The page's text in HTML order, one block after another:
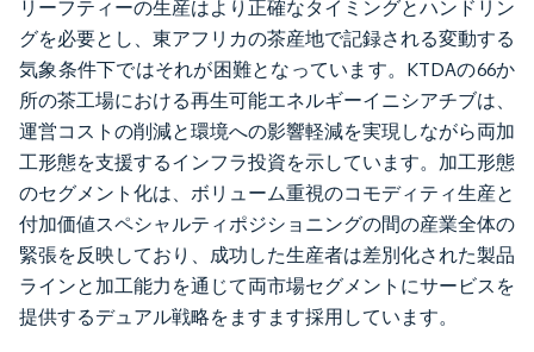
リーフティーの生産はより正確なタイミングとハンドリン
グを必要とし、東アフリカの茶産地で記録される変動する
気象条件下ではそれが困難となっています。KTDAの66か
所の茶工場における再生可能エネルギーイニシアチブは、
運営コストの削減と環境への影響軽減を実現しながら両加
工形態を支援するインフラ投資を示しています。加工形態
のセグメント化は、ボリューム重視のコモディティ生産と
付加価値スペシャルティポジショニングの間の産業全体の
緊張を反映しており、成功した生産者は差別化された製品
ラインと加工能力を通じて両市場セグメントにサービスを
提供するデュアル戦略をますます採用しています。